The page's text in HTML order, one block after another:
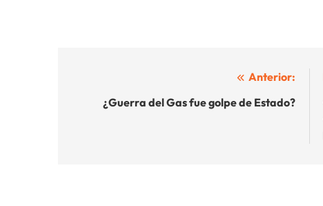
Anterior:
¿Guerra del Gas fue golpe de Estado?